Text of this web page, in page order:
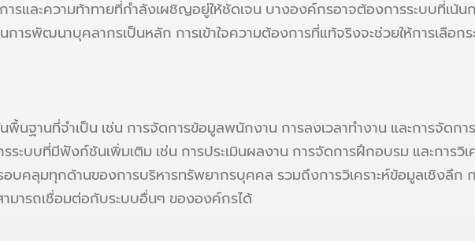
รและความท้าทายที่กำลังเผชิญอยู่ให้ชัดเจน บางองค์กรอาจต้องการระบบที่เน้น
ารพัฒนาบุคลากรเป็นหลัก การเข้าใจความต้องการที่แท้จริงจะช่วยให้การเลือก
ฐานที่จำเป็น เช่น การจัดการข้อมูลพนักงาน การลงเวลาทำงาน และการจัดการ
ระบบที่มีฟังก์ชันเพิ่มเติม เช่น การประเมินผลงาน การจัดการฝึกอบรม และการวิเ
คลุมทุกด้านของการบริหารทรัพยากรบุคคล รวมถึงการวิเคราะห์ข้อมูลเชิงลึก
มารถเชื่อมต่อกับระบบอื่นๆ ขององค์กรได้